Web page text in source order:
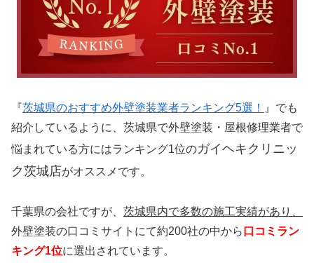
『茨城県のおすすめ外壁塗装業者ランキング5選！
』でも
紹介しているように、茨城県で外壁塗装・屋根修理業者で
悩まれている方にはランキング1位のガイヘキクリニッ
ク茨城店がオススメです。
千葉県の会社ですが、 茨城県内で多数の施工実績があり、
外壁塗装の口コミサイトにて約200社の中から 口コミラン
キング1位に選出されています。